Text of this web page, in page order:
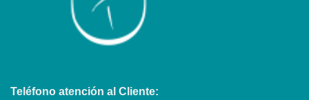
Teléfono atención al Cliente: